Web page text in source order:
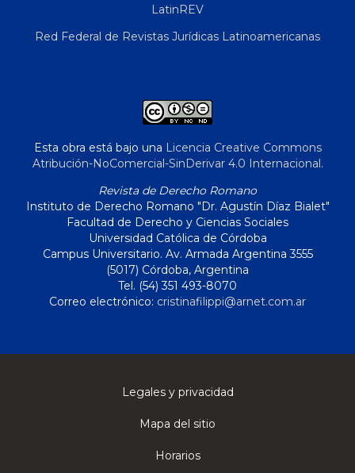
LatinREV
Red Federal de Revistas Jurídicas Latinoamericanas
Esta obra está bajo una Licencia Creative Commons
Atribución-NoComercial-SinDerivar 4.0 Internacional.
Revista de Derecho Romano
Instituto de Derecho Romano "Dr. Agustín Díaz Bialet"
Facultad de Derecho y Ciencias Sociales
Universidad Católica de Córdoba
Campus Universitario. Av. Armada Argentina 3555
(5017) Córdoba, Argentina
Tel. (54) 351 493-8070
Correo electrónico: cristinafilippi@arnet.com.ar
Legales y privacidad
Mapa del sitio
Horarios